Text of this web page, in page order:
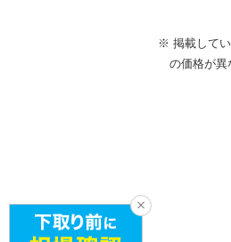
※ 掲載して
の価格が異